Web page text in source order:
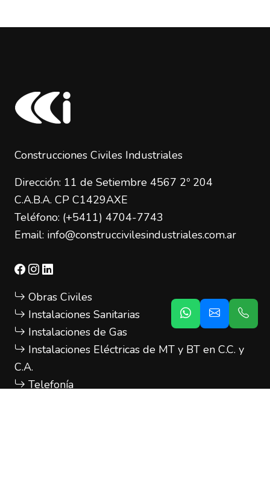
Construcciones Civiles Industriales
Dirección: 11 de Setiembre 4567 2º 204
C.A.B.A. CP C1429AXE
Teléfono: (+5411) 4704-7743
Email: info@construccivilesindustriales.com.ar
Obras Civiles
Instalaciones Sanitarias
Instalaciones de Gas
Instalaciones Eléctricas de MT y BT en C.C. y
C.A.
Telefonía